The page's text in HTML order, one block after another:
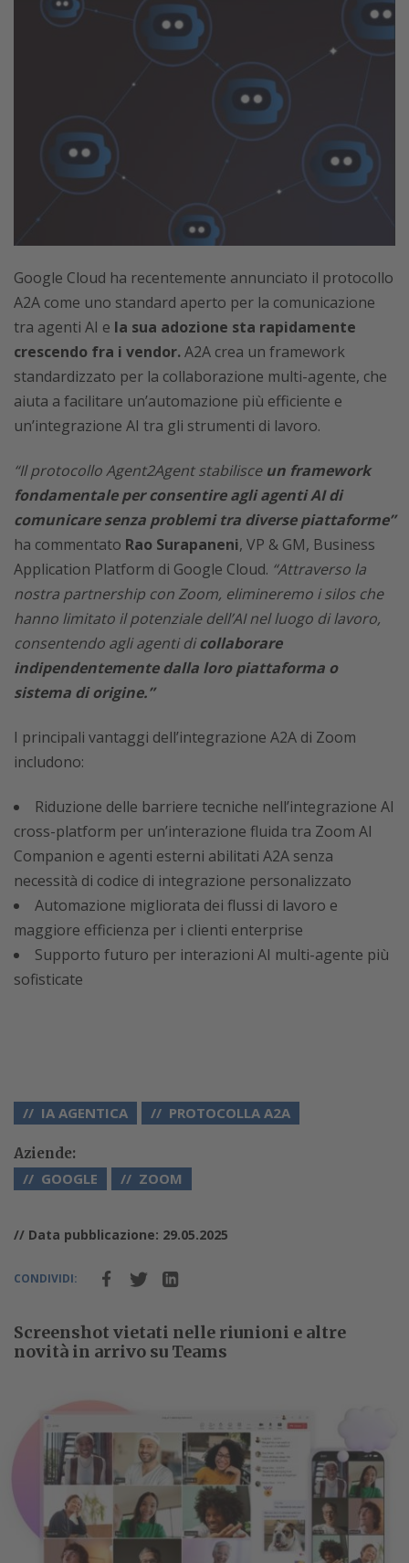
Google Cloud ha recentemente annunciato il protocollo
A2A come uno standard aperto per la comunicazione
tra agenti AI e la sua adozione sta rapidamente
crescendo fra i vendor.A2A crea un framework
standardizzato per la collaborazione multi-agente, che
aiuta a facilitare un’automazione più efficiente e
un’integrazione AI tra gli strumenti di lavoro.
“Il protocollo Agent2Agent stabilisce un framework
fondamentale per consentire agli agenti AI di
comunicare senza problemi tra diverse piattaforme”
ha commentato Rao Surapaneni, VP & GM, Business
Application Platform di Google Cloud. “Attraverso la
nostra partnership con Zoom, elimineremo i silos che
hanno limitato il potenziale dell’AI nel luogo di lavoro,
consentendo agli agenti dicollaborare
indipendentemente dalla loro piattaforma o
sistema di origine.”
I principali vantaggi dell’integrazione A2A di Zoom
includono:
Riduzione delle barriere tecniche nell’integrazione AI
cross-platform per un’interazione fluida tra Zoom AI
Companion e agenti esterni abilitati A2A senza
necessità di codice di integrazione personalizzato
Automazione migliorata dei flussi di lavoro e
maggiore efficienza per i clienti enterprise
Supporto futuro per interazioni AI multi-agente più
sofisticate
IA AGENTICA PROTOCOLLA A2A
Aziende:
GOOGLE ZOOM
// Data pubblicazione: 29.05.2025
CONDIVIDI:
Screenshot vietati nelle riunioni e altre
novità in arrivo su Teams